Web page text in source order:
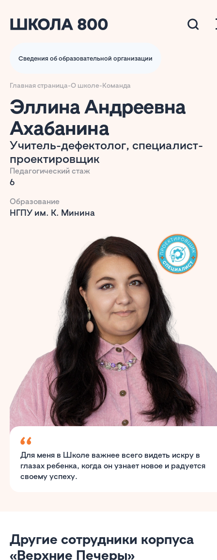
Сведения об образовательной организации
Главная страница-О школе-Команда
Эллина Андреевна
Ахабанина
Учитель-дефектолог, специалист-
проектировщик
Педагогический стаж
6
Образование
НГПУ им. К. Минина
Для меня в Школе важнее всего видеть искру в
глазах ребенка, когда он узнает новое и радуется
своему успеху.
Другие сотрудники корпуса
«Верхние Печеры»